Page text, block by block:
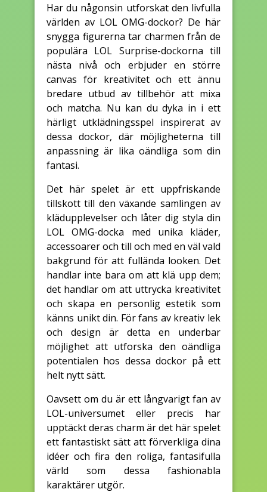
Har du någonsin utforskat den livfulla
världen av LOL OMG-dockor? De här
snygga figurerna tar charmen från de
populära LOL Surprise-dockorna till
nästa nivå och erbjuder en större
canvas för kreativitet och ett ännu
bredare utbud av tillbehör att mixa
och matcha. Nu kan du dyka in i ett
härligt utklädningsspel inspirerat av
dessa dockor, där möjligheterna till
anpassning är lika oändliga som din
fantasi.
Det här spelet är ett uppfriskande
tillskott till den växande samlingen av
klädupplevelser och låter dig styla din
LOL OMG-docka med unika kläder,
accessoarer och till och med en väl vald
bakgrund för att fullända looken. Det
handlar inte bara om att klä upp dem;
det handlar om att uttrycka kreativitet
och skapa en personlig estetik som
känns unikt din. För fans av kreativ lek
och design är detta en underbar
möjlighet att utforska den oändliga
potentialen hos dessa dockor på ett
helt nytt sätt.
Oavsett om du är ett långvarigt fan av
LOL-universumet eller precis har
upptäckt deras charm är det här spelet
ett fantastiskt sätt att förverkliga dina
idéer och fira den roliga, fantasifulla
värld som dessa fashionabla
karaktärer utgör.